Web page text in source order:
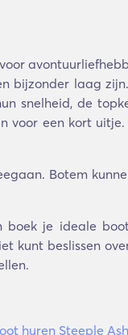
bijzonder laag
snelheid, de
voor een kort
Botem
boek je ideale
kunt beslissen
huren Steeple